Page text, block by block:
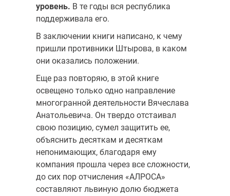
уровень. В те годы вся республика
поддерживала его.
В заключении книги написано, к чему
пришли противники Штырова, в каком
они оказались положении.
Еще раз повторяю, в этой книге
освещено только одно направление
многогранной деятельности Вячеслава
Анатольевича. Он твердо отстаивал
свою позицию, сумел защитить ее,
объяснить десяткам и десяткам
непонимающих, благодаря ему
компания прошла через все сложности,
до сих пор отчисления «АЛРОСА»
составляют львиную долю бюджета